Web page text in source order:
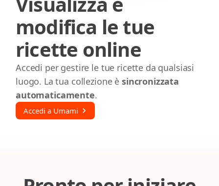
modifica le tue
ricette online
Accedi per gestire le tue ricette da qualsiasi
luogo. La tua collezione è sincronizzata
automaticamente.
Accedi a Umami